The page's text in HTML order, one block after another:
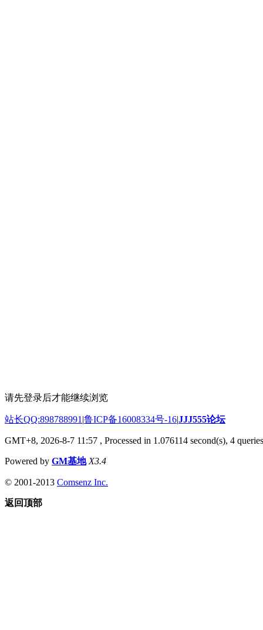
请先登录后才能继续浏览
站长QQ:898788991 |鲁ICP备16008334号-16|JJJ555论坛
GMT+8, 2026-8-7 11:57 , Processed in 1.076114 second(s), 4
Powered by GM基地 X3.4
© 2001-2013 Comsenz Inc.
返回顶部